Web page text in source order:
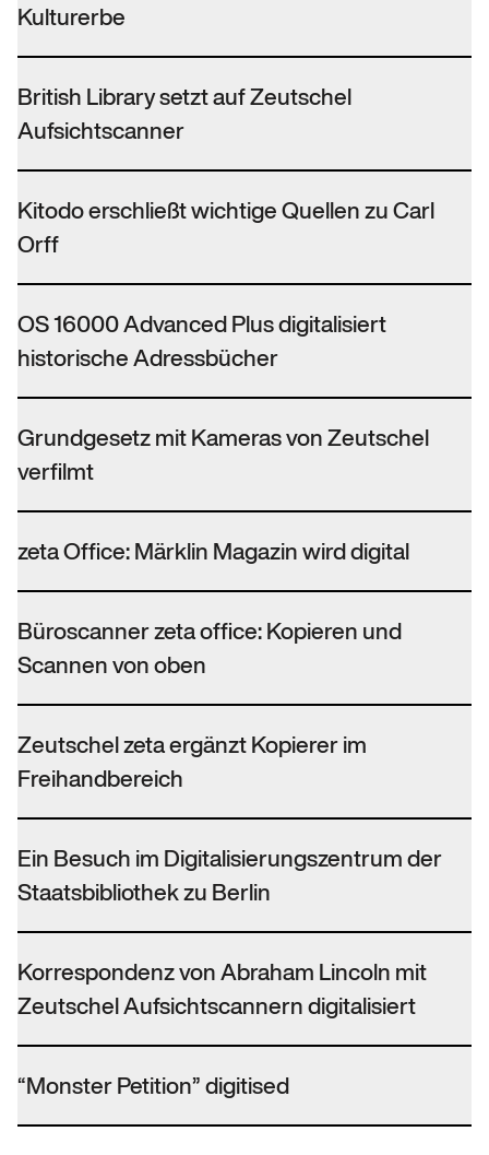
Kulturerbe
British Library setzt auf Zeutschel
Aufsichtscanner
Kitodo erschließt wichtige Quellen zu Carl
Orff
OS 16000 Advanced Plus digitalisiert
historische Adressbücher
Grundgesetz mit Kameras von Zeutschel
verfilmt
zeta Office: Märklin Magazin wird digital
Büroscanner zeta office: Kopieren und
Scannen von oben
Zeutschel zeta ergänzt Kopierer im
Freihandbereich
Ein Besuch im Digitalisierungszentrum der
Staatsbibliothek zu Berlin
Korrespondenz von Abraham Lincoln mit
Zeutschel Aufsichtscannern digitalisiert
“Monster Petition” digitised